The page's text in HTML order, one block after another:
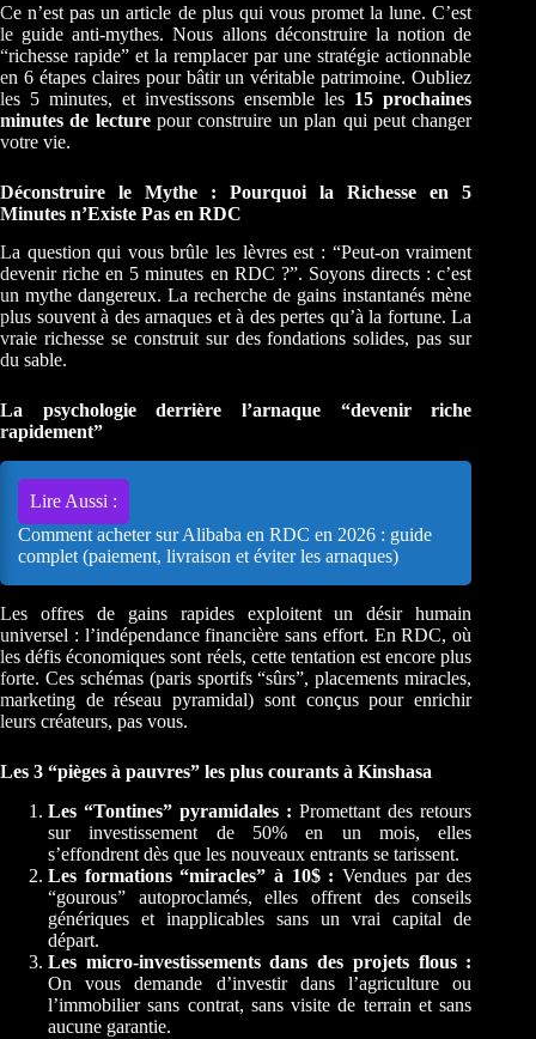
Ce n’est pas un article de plus qui vous promet la lune. C’est
le guide anti-mythes. Nous allons déconstruire la notion de
“richesse rapide” et la remplacer par une stratégie actionnable
en 6 étapes claires pour bâtir un véritable patrimoine. Oubliez
les 5 minutes, et investissons ensemble les 15 prochaines
minutes de lecturepour construire un plan qui peut changer
votre vie.
Déconstruire le Mythe : Pourquoi la Richesse en 5
Minutes n’Existe Pas en RDC
La question qui vous brûle les lèvres est : “Peut-on vraiment
devenir riche en 5 minutes en RDC ?”. Soyons directs : c’est
un mythe dangereux. La recherche de gains instantanés mène
plus souvent à des arnaques et à des pertes qu’à la fortune. La
vraie richesse se construit sur des fondations solides, pas sur
du sable.
La psychologie derrière l’arnaque “devenir riche
rapidement”
Lire Aussi :
Comment acheter sur Alibaba en RDC en 2026 : guide
complet (paiement, livraison et éviter les arnaques)
Les offres de gains rapides exploitent un désir humain
universel : l’indépendance financière sans effort. En RDC, où
les défis économiques sont réels, cette tentation est encore plus
forte. Ces schémas (paris sportifs “sûrs”, placements miracles,
marketing de réseau pyramidal) sont conçus pour enrichir
leurs créateurs, pas vous.
Les 3 “pièges à pauvres” les plus courants à Kinshasa
Les “Tontines” pyramidales : Promettant des retours
sur investissement de 50% en un mois, elles
s’effondrent dès que les nouveaux entrants se tarissent.
Les formations “miracles” à 10$ : Vendues par des
“gourous” autoproclamés, elles offrent des conseils
génériques et inapplicables sans un vrai capital de
départ.
Les micro-investissements dans des projets flous :
On vous demande d’investir dans l’agriculture ou
l’immobilier sans contrat, sans visite de terrain et sans
aucune garantie.